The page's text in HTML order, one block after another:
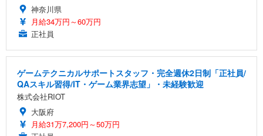
神奈川県
月給34万円～60万円
正社員
ゲームテクニカルサポートスタッフ・完全週休2日制「正社員/
QAスキル習得/IT・ゲーム業界志望」・未経験歓迎
株式会社RIOT
大阪府
月給31万7,200円～50万円